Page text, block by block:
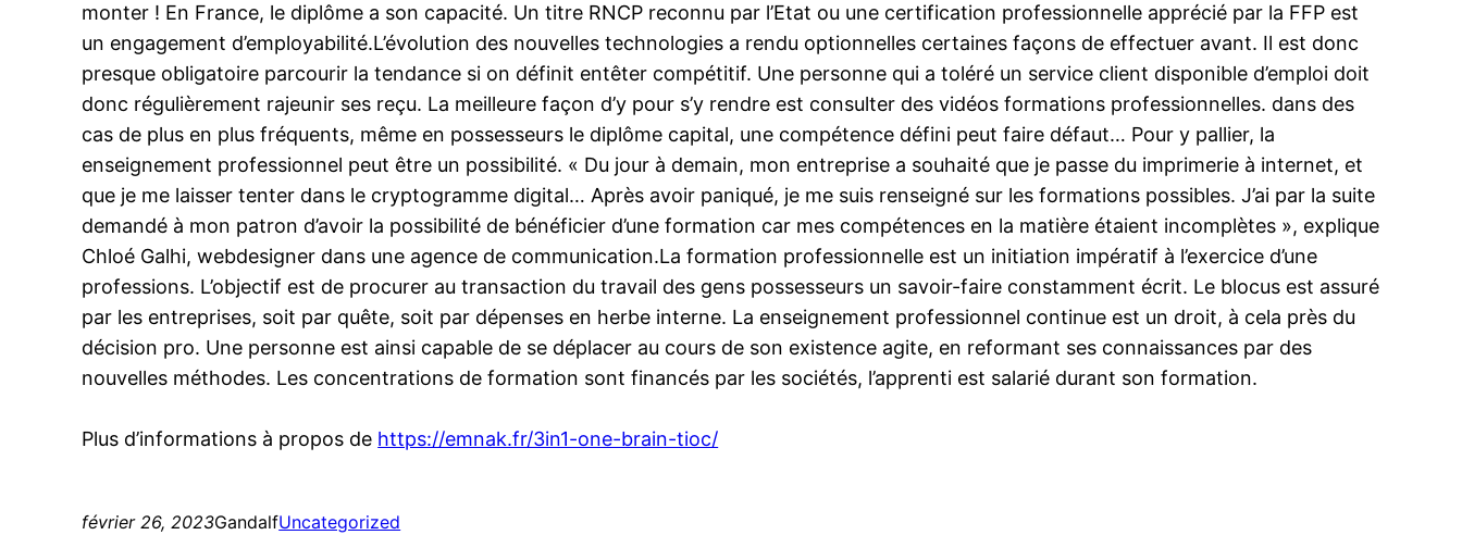
monter ! En France, le diplôme a son capacité. Un titre RNCP reconnu par l’Etat ou une certification professionnelle apprécié par la FFP est
un engagement d’employabilité.L’évolution des nouvelles technologies a rendu optionnelles certaines façons de effectuer avant. Il est donc
presque obligatoire parcourir la tendance si on définit entêter compétitif. Une personne qui a toléré un service client disponible d’emploi doit
donc régulièrement rajeunir ses reçu. La meilleure façon d’y pour s’y rendre est consulter des vidéos formations professionnelles. dans des
cas de plus en plus fréquents, même en possesseurs le diplôme capital, une compétence défini peut faire défaut… Pour y pallier, la
enseignement professionnel peut être un possibilité. « Du jour à demain, mon entreprise a souhaité que je passe du imprimerie à internet, et
que je me laisser tenter dans le cryptogramme digital… Après avoir paniqué, je me suis renseigné sur les formations possibles. J’ai par la suite
demandé à mon patron d’avoir la possibilité de bénéficier d’une formation car mes compétences en la matière étaient incomplètes », explique
Chloé Galhi, webdesigner dans une agence de communication.La formation professionnelle est un initiation impératif à l’exercice d’une
professions. L’objectif est de procurer au transaction du travail des gens possesseurs un savoir-faire constamment écrit. Le blocus est assuré
par les entreprises, soit par quête, soit par dépenses en herbe interne. La enseignement professionnel continue est un droit, à cela près du
décision pro. Une personne est ainsi capable de se déplacer au cours de son existence agite, en reformant ses connaissances par des
nouvelles méthodes. Les concentrations de formation sont financés par les sociétés, l’apprenti est salarié durant son formation.
Plus d’informations à propos de https://emnak.fr/3in1-one-brain-tioc/
février 26, 2023GandalfUncategorized